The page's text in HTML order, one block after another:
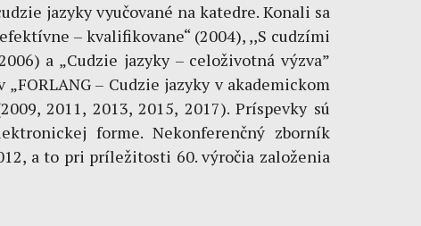
jazyky vyučované na katedre. Konali sa
– kvalifikovane“ (2004), ,,S cudzími
a „Cudzie jazyky – celoživotná výzva”
– Cudzie jazyky v akademickom
2011, 2013, 2015, 2017). Príspevky sú
forme. Nekonferenčný zborník
a to pri príležitosti 60. výročia založenia